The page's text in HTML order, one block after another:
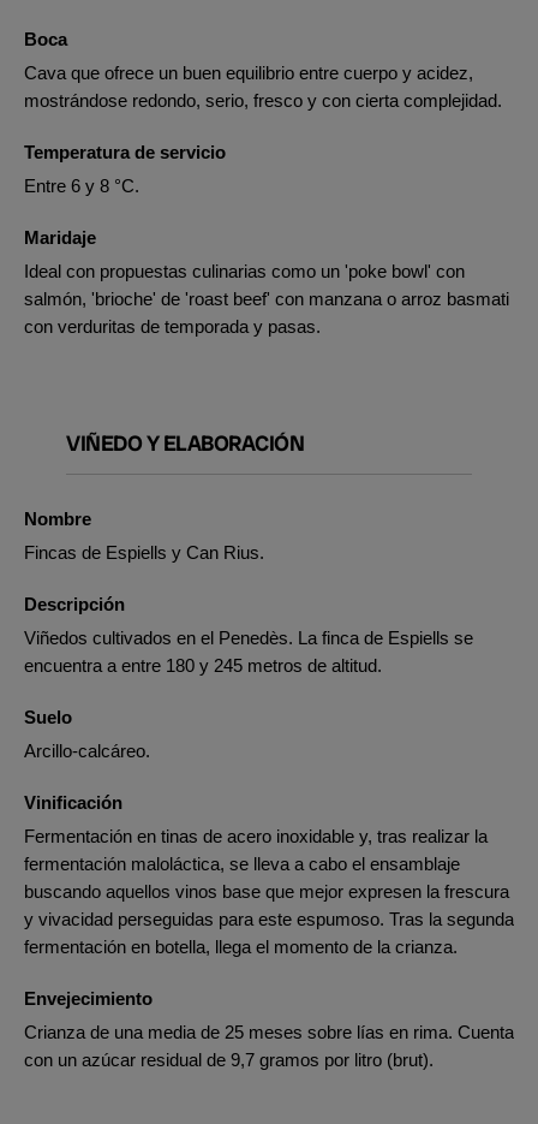
Boca
Cava que ofrece un buen equilibrio entre cuerpo y acidez,
mostrándose redondo, serio, fresco y con cierta complejidad.
Temperatura de servicio
Entre 6 y 8 °C.
Maridaje
Ideal con propuestas culinarias como un 'poke bowl' con
salmón, 'brioche' de 'roast beef' con manzana o arroz basmati
con verduritas de temporada y pasas.
VIÑEDO Y ELABORACIÓN
Nombre
Fincas de Espiells y Can Rius.
Descripción
Viñedos cultivados en el Penedès. La finca de Espiells se
encuentra a entre 180 y 245 metros de altitud.
Suelo
Arcillo-calcáreo.
Vinificación
Fermentación en tinas de acero inoxidable y, tras realizar la
fermentación maloláctica, se lleva a cabo el ensamblaje
buscando aquellos vinos base que mejor expresen la frescura
y vivacidad perseguidas para este espumoso. Tras la segunda
fermentación en botella, llega el momento de la crianza.
Envejecimiento
Crianza de una media de 25 meses sobre lías en rima. Cuenta
con un azúcar residual de 9,7 gramos por litro (brut).